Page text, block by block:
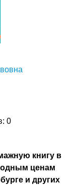
0
книгу в
ценам
и других